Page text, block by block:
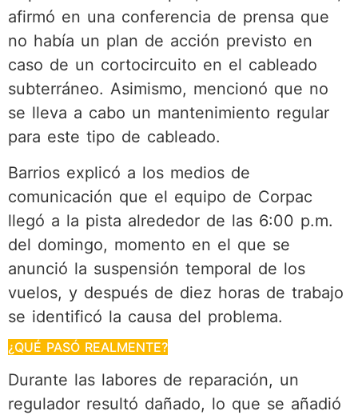
afirmó en una conferencia de prensa que
no había un plan de acción previsto en
caso de un cortocircuito en el cableado
subterráneo. Asimismo, mencionó que no
se lleva a cabo un mantenimiento regular
para este tipo de cableado.
Barrios explicó a los medios de
comunicación que el equipo de Corpac
llegó a la pista alrededor de las 6:00 p.m.
del domingo, momento en el que se
anunció la suspensión temporal de los
vuelos, y después de diez horas de trabajo
se identificó la causa del problema.
¿QUÉ PASÓ REALMENTE?
Durante las labores de reparación, un
regulador resultó dañado, lo que se añadió